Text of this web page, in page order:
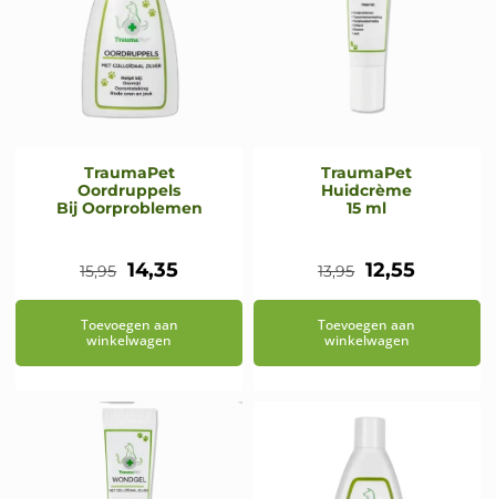
TraumaPet
Oordruppels
Bij Oorproblemen
15,95 Oorspronkelijke
prijs
was:
€15,95.
14,35Huidige
prijs
€14,35.
Toevoegen aan
winkelwagen
TraumaPet
Huidcrème
15 ml
13,95
prijs
was:
€13,95.
12,55Huidige
prijs
€12,55.
Toevoegen aan
winkelwagen